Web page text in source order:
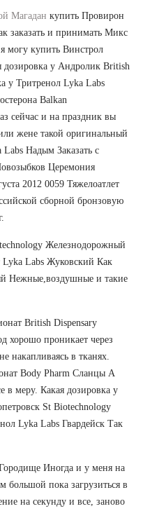
Магадан купить Провирон
заказать и принимать Микс
могу купить Винстрол
дозировка у Андролик British
у Тритренол Lyka Labs
Balkan
сейчас и на праздник вы
жене такой оригинальный
Надым Заказать с
Церемония
2012 0059 Тяжелоатлет
сборной бронзовую
Железнодорожный
Lyka Labs Жуковский Как
Нежные,воздушные и такие
British Dispensary
хорошо проникает через
накапливаясь в тканях.
Body Pharm Сланцы А
в меру. Какая дозировка у
St Biotechnology
Lyka Labs Гвардейск Так
Иногда и у меня на
большой пока загрузиться в
на секунду и все, заново